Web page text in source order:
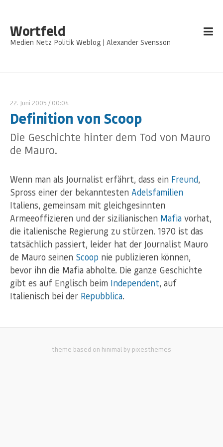
Wortfeld
Medien Netz Politik Weblog | Alexander Svensson
22. Juni 2005 / 00:04
Definition von Scoop
Die Geschichte hinter dem Tod von Mauro
de Mauro.
Wenn man als Journalist erfährt, dass ein Freund,
Spross einer der bekanntesten Adelsfamilien
Italiens, gemeinsam mit gleichgesinnten
Armeeoffizieren und der sizilianischen Mafia vorhat,
die italienische Regierung zu stürzen. 1970 ist das
tatsächlich passiert, leider hat der Journalist Mauro
de Mauro seinen Scoop nie publizieren können,
bevor ihn die Mafia abholte. Die ganze Geschichte
gibt es auf Englisch beim Independent, auf
Italienisch bei der Repubblica.
theme based on hinimal by pixesthemes